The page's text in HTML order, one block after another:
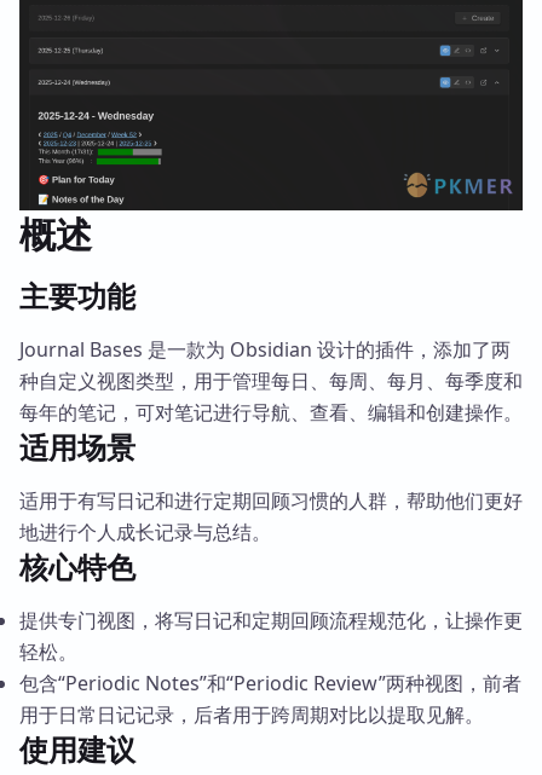
概述
主要功能
Journal Bases 是一款为 Obsidian 设计的插件，添加了两
种自定义视图类型，用于管理每日、每周、每月、每季度和
每年的笔记，可对笔记进行导航、查看、编辑和创建操作。
适用场景
适用于有写日记和进行定期回顾习惯的人群，帮助他们更好
地进行个人成长记录与总结。
核心特色
提供专门视图，将写日记和定期回顾流程规范化，让操作更
轻松。
包含“Periodic Notes”和“Periodic Review”两种视图，前者
用于日常日记记录，后者用于跨周期对比以提取见解。
使用建议